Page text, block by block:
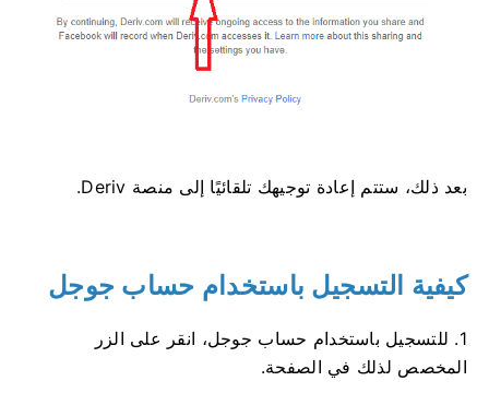
بعد ذلك، ستتم إعادة توجيهك تلقائيًا إلى منصة Deriv.
كيفية التسجيل باستخدام حساب جوجل
1. للتسجيل باستخدام حساب جوجل، انقر على الزر
المخصص لذلك في الصفحة.